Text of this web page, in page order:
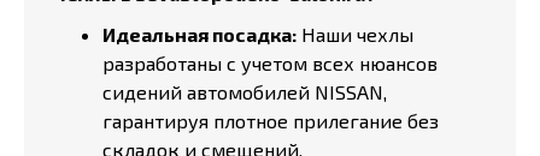
Идеальная посадка: Наши чехлы
разработаны с учетом всех нюансов
сидений автомобилей NISSAN,
гарантируя плотное прилегание без
складок и смещений.